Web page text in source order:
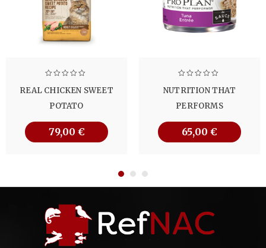
REAL CHICKEN SWEET
POTATO
79,00 €
NUTRITION THAT
PERFORMS
65,00 €